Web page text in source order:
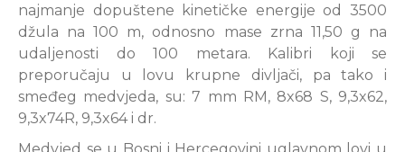
najmanje dopuštene kinetičke energije od 3500
džula na 100 m, odnosno mase zrna 11,50 g na
udaljenosti do 100 metara. Kalibri koji se
preporučaju u lovu krupne divljači, pa tako i
smeđeg medvjeda, su: 7 mm RM, 8x68 S, 9,3x62,
9,3x74R, 9,3x64 i dr.